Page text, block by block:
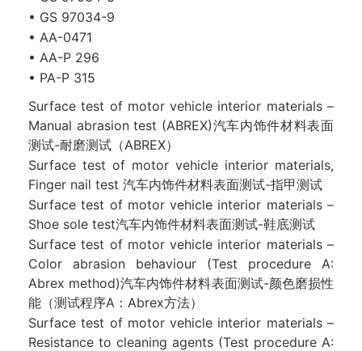
• GS 97034-9
• AA-0471
• AA-P 296
• PA-P 315
Surface test of motor vehicle interior materials –
Manual abrasion test (ABREX)汽车内饰件材料表面
测试-耐磨测试（ABREX）
Surface test of motor vehicle interior materials,
Finger nail test 汽车内饰件材料表面测试-指甲测试
Surface test of motor vehicle interior materials –
Shoe sole test汽车内饰件材料表面测试-鞋底测试
Surface test of motor vehicle interior materials –
Color abrasion behaviour (Test procedure A:
Abrex method)汽车内饰件材料表面测试-颜色磨损性
能（测试程序A：Abrex方法）
Surface test of motor vehicle interior materials –
Resistance to cleaning agents (Test procedure A: